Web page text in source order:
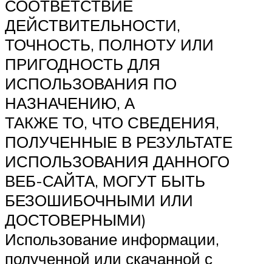
СООТВЕТСТВИЕ
ДЕЙСТВИТЕЛЬНОСТИ,
ТОЧНОСТЬ, ПОЛНОТУ ИЛИ
ПРИГОДНОСТЬ ДЛЯ
ИСПОЛЬЗОВАНИЯ ПО
НАЗНАЧЕНИЮ, А
ТАКЖЕ ТО, ЧТО СВЕДЕНИЯ,
ПОЛУЧЕННЫЕ В РЕЗУЛЬТАТЕ
ИСПОЛЬЗОВАНИЯ ДАННОГО
ВЕБ-САЙТА, МОГУТ БЫТЬ
БЕЗОШИБОЧНЫМИ ИЛИ
ДОСТОВЕРНЫМИ)
Использование информации,
полученной или скачанной с